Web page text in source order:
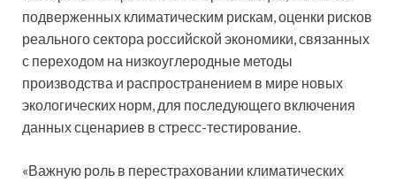
подверженных климатическим рискам, оценки рисков
реального сектора российской экономики, связанных
с переходом на низкоуглеродные методы
производства и распространением в мире новых
экологических норм, для последующего включения
данных сценариев в стресс-тестирование.
«Важную роль в перестраховании климатических